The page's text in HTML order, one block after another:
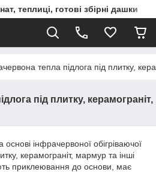
теплиці, готові збірні дашки
тепла підлога під плитку,
під плитку, керамограніт,
інфрачервоної обігріваючої
керамограніт, мармур та інші
приклеювання до основи, має